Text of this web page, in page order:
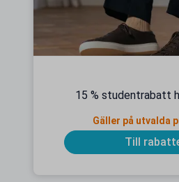
15 % studentrabatt
Gäller på utvalda
Till